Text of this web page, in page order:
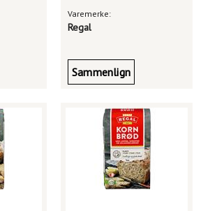
Varemerke:
Regal
Sammenlign